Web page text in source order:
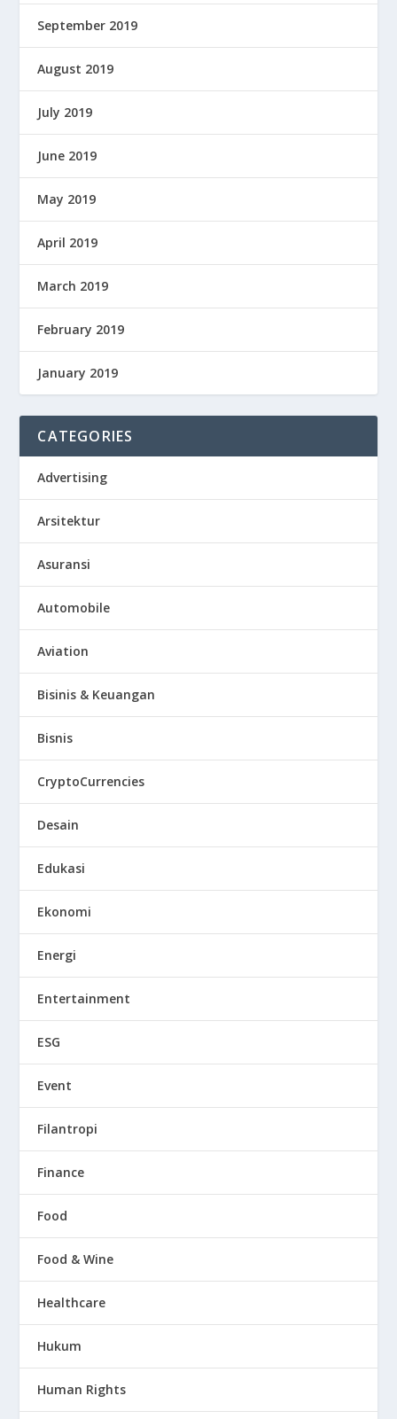
September 2019
August 2019
July 2019
June 2019
May 2019
April 2019
March 2019
February 2019
January 2019
CATEGORIES
Advertising
Arsitektur
Asuransi
Automobile
Aviation
Bisinis & Keuangan
Bisnis
CryptoCurrencies
Desain
Edukasi
Ekonomi
Energi
Entertainment
ESG
Event
Filantropi
Finance
Food
Food & Wine
Healthcare
Hukum
Human Rights